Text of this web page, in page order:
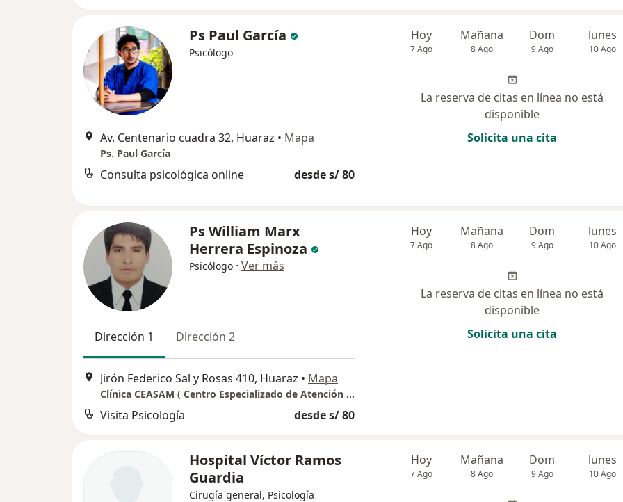
Ps Paul García
Psicólogo
Av. Centenario cuadra 32, Huaraz • Mapa
Ps. Paul García
Consulta psicológica online desde s/ 80
Hoy
7 Ago
Mañana
8 Ago
Dom
9 Ago
lunes
10 Ago
La reserva de citas en línea no está
disponible
Solicita una cita
Ps William Marx
Herrera Espinoza
Psicólogo · Ver más
Dirección 1 Dirección 2
Jirón Federico Sal y Rosas 410, Huaraz • Mapa
Clínica CEASAM ( Centro Especializado de Atención en Salud Mental )
Visita Psicología desde s/ 80
Hoy
7 Ago
Mañana
8 Ago
Dom
9 Ago
lunes
10 Ago
La reserva de citas en línea no está
disponible
Solicita una cita
Hospital Víctor Ramos
Guardia
Cirugía general, Psicología
Hoy
7 Ago
Mañana
8 Ago
Dom
9 Ago
lunes
10 Ago